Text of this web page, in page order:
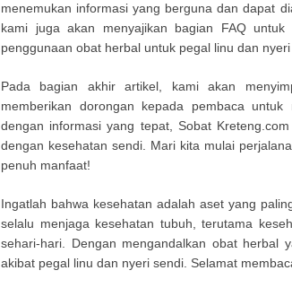
menemukan informasi yang berguna dan dapat
kami juga akan menyajikan bagian FAQ untuk
penggunaan obat herbal untuk pegal linu dan nyeri
Pada bagian akhir artikel, kami akan
memberikan dorongan kepada pembaca
dengan informasi yang tepat, Sobat
dengan kesehatan sendi. Mari kita mulai
penuh manfaat!
Ingatlah bahwa kesehatan adalah aset yang
selalu menjaga kesehatan tubuh, terutama
sehari-hari. Dengan mengandalkan obat herbal
akibat pegal linu dan nyeri sendi. Selamat